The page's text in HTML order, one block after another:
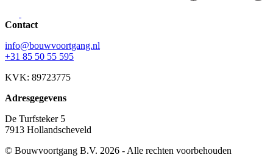
Contact
info@bouwvoortgang.nl
+31 85 50 55 595
KVK: 89723775
Adresgegevens
De Turfsteker 5
7913 Hollandscheveld
© Bouwvoortgang B.V. 2026 - Alle rechten voorbehouden